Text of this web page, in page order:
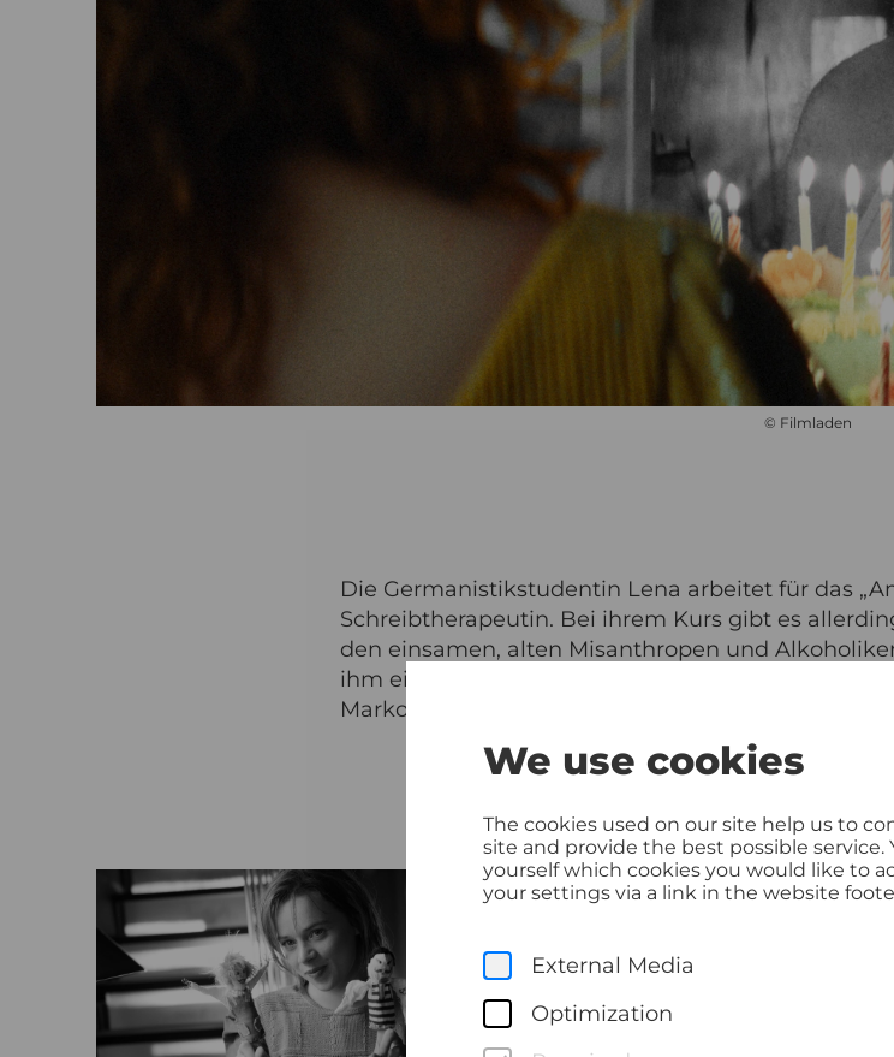
We use cookies
The cookies used on our site help us to
site and provide the best possible service.
yourself which cookies you would like to
your settings via a link in the website
External Media
Optimization
© Filmladen
Die Germanistikstudentin Lena arbeitet für das
Schreibtherapeutin. Bei ihrem Kurs gibt es
den einsamen, alten Misanthropen und
ihm ein unerwartetes literarisches Talent. Surreal
Markovics, Luna Wedler und Lars Eidinger über